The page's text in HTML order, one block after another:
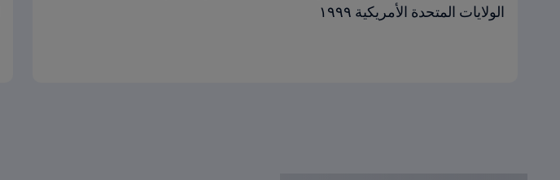
الولايات المتحدة الأمريكية ١٩٩٩